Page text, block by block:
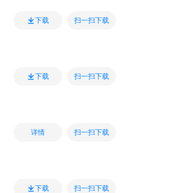
下载 扫一扫下载
下载 扫一扫下载
详情 扫一扫下载
下载 扫一扫下载